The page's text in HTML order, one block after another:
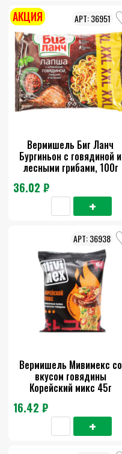
Вермишель Биг Ланч
Бургиньон с говядиной и
лесными грибами, 100г
36.02 ₽
36951
АКЦИЯ
Вермишель Мивимекс со
вкусом говядины
Корейский микс 45г
16.42 ₽
36938